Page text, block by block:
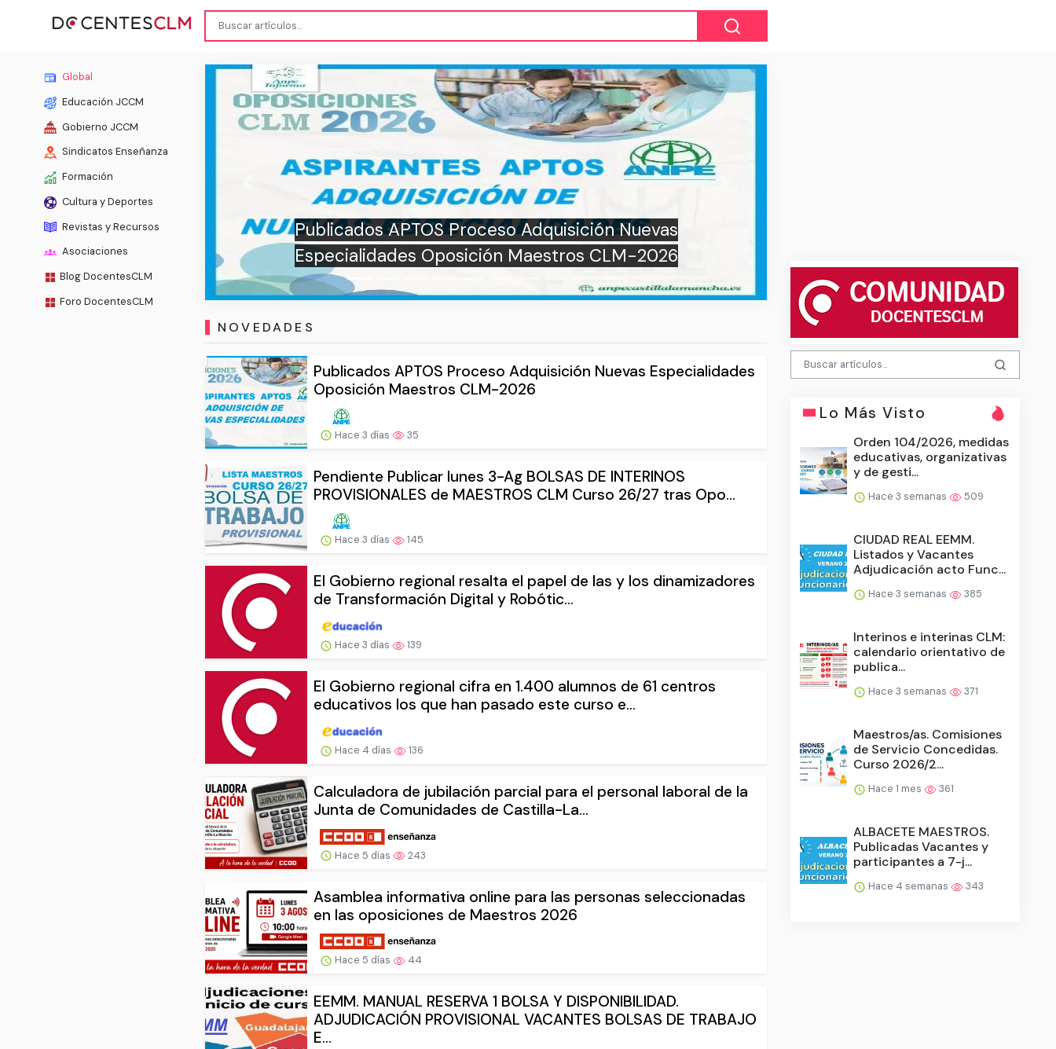
Global
Educación JCCM
Gobierno JCCM
Sindicatos Enseñanza
Formación
Cultura y Deportes
Revistas y Recursos
Asociaciones
Blog DocentesCLM
Foro DocentesCLM
Publicados APTOS Proceso Adquisición Nuevas
Especialidades Oposición Maestros CLM-2026
NOVEDADES
Publicados APTOS Proceso Adquisición Nuevas Especialidades
Oposición Maestros CLM-2026
Hace 3 días 35
Pendiente Publicar lunes 3-Ag BOLSAS DE INTERINOS
PROVISIONALES de MAESTROS CLM Curso 26/27 tras Opo...
Hace 3 días 145
El Gobierno regional resalta el papel de las y los dinamizadores
de Transformación Digital y Robótic...
Hace 3 días 139
El Gobierno regional cifra en 1.400 alumnos de 61 centros
educativos los que han pasado este curso e...
Hace 4 días 136
Calculadora de jubilación parcial para el personal laboral de la
Junta de Comunidades de Castilla-La...
Hace 5 días 243
Asamblea informativa online para las personas seleccionadas
en las oposiciones de Maestros 2026
Hace 5 días 44
EEMM. MANUAL RESERVA 1 BOLSA Y DISPONIBILIDAD.
ADJUDICACIÓN PROVISIONAL VACANTES BOLSAS DE TRABAJO
E...
Lo Más Visto
Orden 104/2026, medidas
educativas, organizativas
y de gesti...
Hace 3 semanas 509
CIUDAD REAL EEMM.
Listados y Vacantes
Adjudicación acto Func...
Hace 3 semanas 385
Interinos e interinas CLM:
calendario orientativo de
publica...
Hace 3 semanas 371
Maestros/as. Comisiones
de Servicio Concedidas.
Curso 2026/2...
Hace 1 mes 361
ALBACETE MAESTROS.
Publicadas Vacantes y
participantes a 7-j...
Hace 4 semanas 343